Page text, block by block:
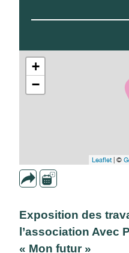
+
−
Leaflet| ©
Exposition des
l’association Avec
« Mon futur »